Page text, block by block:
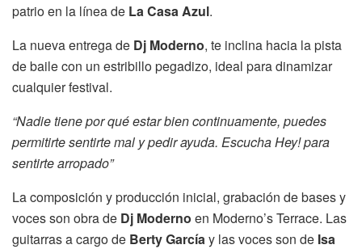
patrio en la línea de La Casa Azul.
La nueva entrega de Dj Moderno, te inclina hacia la pista
de baile con un estribillo pegadizo, ideal para dinamizar
cualquier festival.
“Nadie tiene por qué estar bien continuamente, puedes
permitirte sentirte mal y pedir ayuda. Escucha Hey! para
sentirte arropado”
La composición y producción inicial, grabación de bases y
voces son obra de Dj Moderno en Moderno’s Terrace. Las
guitarras a cargo de Berty Garcíay las voces son de Isa